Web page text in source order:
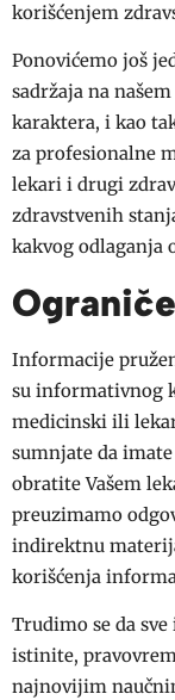
korišćenjem
Ponovićemo još
sadržaja na
karaktera, i kao
za profesionalne
lekari i drugi
zdravstvenih
kakvog odlaganja
Informacije
su informativnog
medicinski ili
sumnjate da
obratite Vašem
preuzimamo
indirektnu
korišćenja
Trudimo se da
istinite,
najnovijim